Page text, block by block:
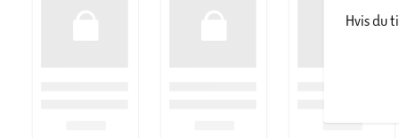
- Lad din AI tage sig af at bestille en taxa til dit næste møde
du behøver at tænke på detaljerne. Galaxy S26 henter selv
Hvis du